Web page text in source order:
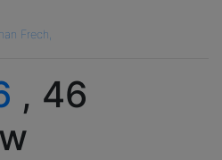
Frech,
, 46